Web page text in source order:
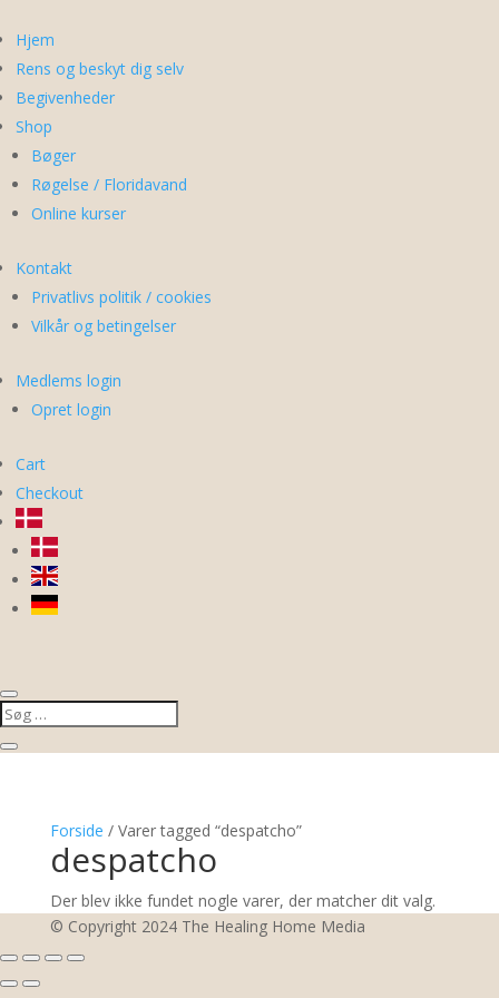
Hjem
Rens og beskyt dig selv
Begivenheder
Shop
Bøger
Røgelse / Floridavand
Online kurser
Kontakt
Privatlivs politik / cookies
Vilkår og betingelser
Medlems login
Opret login
Cart
Checkout
Forside / Varer tagged “despatcho”
despatcho
Der blev ikke fundet nogle varer, der matcher dit valg.
© Copyright 2024 The Healing Home Media